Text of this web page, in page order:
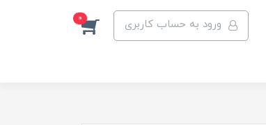
ورود به حساب کاربری 0